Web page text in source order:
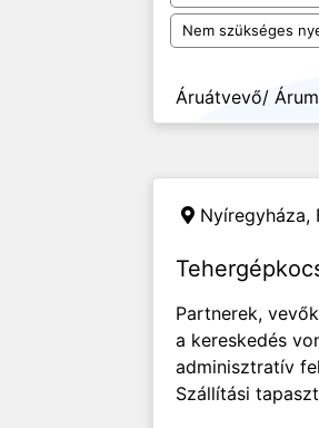
Nem szükséges
Áruátvevő/
Nyíregyháza,
Partnerek,
a kereskedés
adminisztratív
Szállítási